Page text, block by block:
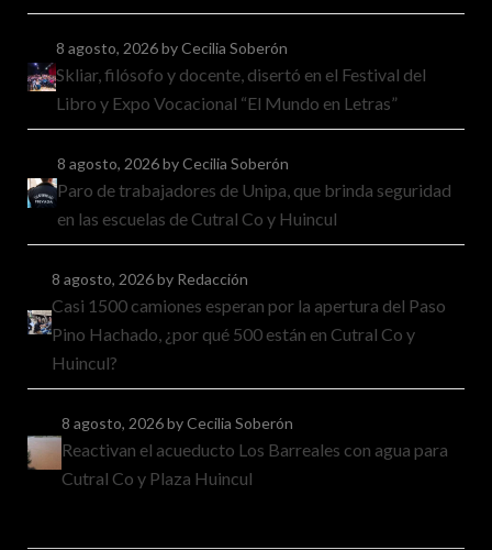
8 agosto, 2026by Cecilia Soberón
Skliar, filósofo y docente, disertó en el Festival del
Libro y Expo Vocacional “El Mundo en Letras”
8 agosto, 2026by Cecilia Soberón
Paro de trabajadores de Unipa, que brinda seguridad
en las escuelas de Cutral Co y Huincul
8 agosto, 2026by Redacción
Casi 1500 camiones esperan por la apertura del Paso
Pino Hachado, ¿por qué 500 están en Cutral Co y
Huincul?
8 agosto, 2026by Cecilia Soberón
Reactivan el acueducto Los Barreales con agua para
Cutral Co y Plaza Huincul